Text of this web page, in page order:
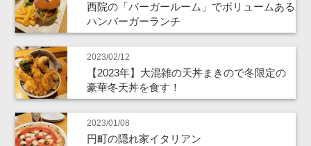
西院の「バーガールーム」でボリュームある
ハンバーガーランチ
2023/02/12
【2023年】大混雑の天丼まきので冬限定の
豪華冬天丼を食す！
2023/01/08
円町の隠れ家イタリアン